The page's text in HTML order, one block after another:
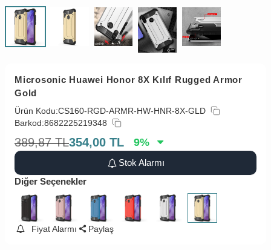
Microsonic Huawei Honor 8X Kılıf Rugged Armor
Gold
Ürün Kodu:CS160-RGD-ARMR-HW-HNR-8X-GLD
Barkod:8682225219348
389,87 TL354,00 TL 9%
Stok Alarmı
Diğer Seçenekler
Fiyat Alarmı Paylaş